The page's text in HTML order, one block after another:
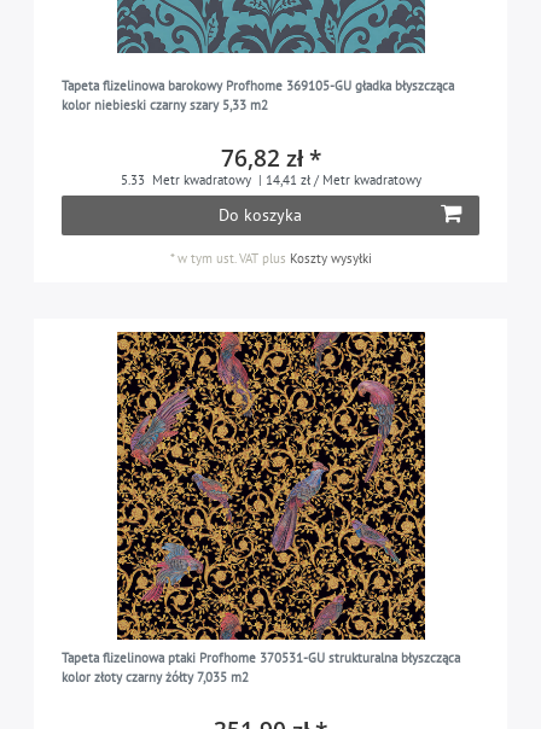
Tapeta flizelinowa barokowy Profhome 369105-GU gładka błyszcząca
kolor niebieski czarny szary 5,33 m2
76,82 zł *
5.33 Metr kwadratowy | 14,41 zł / Metr kwadratowy
Do koszyka
*w tym ust. VATplus Koszty wysyłki
Tapeta flizelinowa ptaki Profhome 370531-GU strukturalna błyszcząca
kolor złoty czarny żółty 7,035 m2